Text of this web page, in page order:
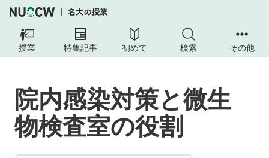
授業 特集記事 初めて 検索 その他
院内感染対策と微生
物検査室の役割